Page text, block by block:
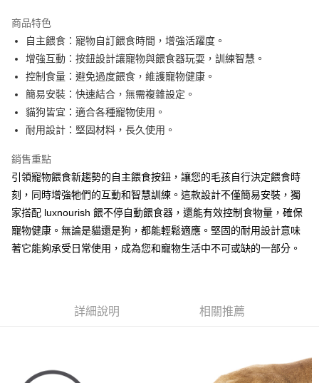
合作金庫商業銀行
華南商業銀行
彰化商業銀行
上海商業儲蓄銀行
台北富邦商業銀行
國泰世華商業銀行
兆豐國際商業銀行
臺灣中小企業銀行
台中商業銀行
匯豐（台灣）商業銀行
聯邦商業銀行
元大商業銀行
台新國際商業銀行
台灣樂天信用卡公司
LINE Pay
Apple Pay
街口支付
悠遊付
全盈+PAY
大哥付你分期
相關說明
【大哥付你分期使用說明】
1.本服務由台灣大哥大提供，台灣大哥大用戶可立即使用無須另外申請。
2.付款方式選擇「大哥付你分期」，訂單成立後會自動跳轉到大哥付的交易
4.訂單成立30分鐘內，如未前往確認交易或遇審核未通過，訂單將自動取
消。如遇「轉專審核」未通過狀況，表示未達大哥付你分期系統評分，恕無
醒簡訊。
2.透過簡訊連結打開帳單後，可選擇「超商條碼／台灣大直營門市／銀行轉
AFTEE先享後付
相關說明
１．簡單：不需註冊會員、不需綁卡、不需儲值。
１．於結帳方式選擇「AFTEE先享後付」後，將跳轉至「AFTEE先享後付」
商品特色
自主餵食：寵物自訂餵食時間，增強活躍度。
增強互動：按鈕設計讓寵物與餵食器玩耍，訓練智慧。
控制食量：避免過度餵食，維護寵物健康。
簡易安裝：快速結合，無需複雜設定。
貓狗皆宜：適合各種寵物使用。
耐用設計：堅固材料，長久使用。
銷售重點
引領寵物餵食新趨勢的自主餵食按鈕，讓您的毛孩自行決定餵食時
刻，同時增強牠們的互動和智慧訓練。這款設計不僅簡易安裝，獨
家搭配 luxnourish 餵不停自動餵食器，還能有效控制食物量，確保
寵物健康。無論是貓還是狗，都能輕鬆適應。堅固的耐用設計意味
著它能夠承受日常使用，成為您和寵物生活中不可或缺的一部分。
詳細說明 相關推薦